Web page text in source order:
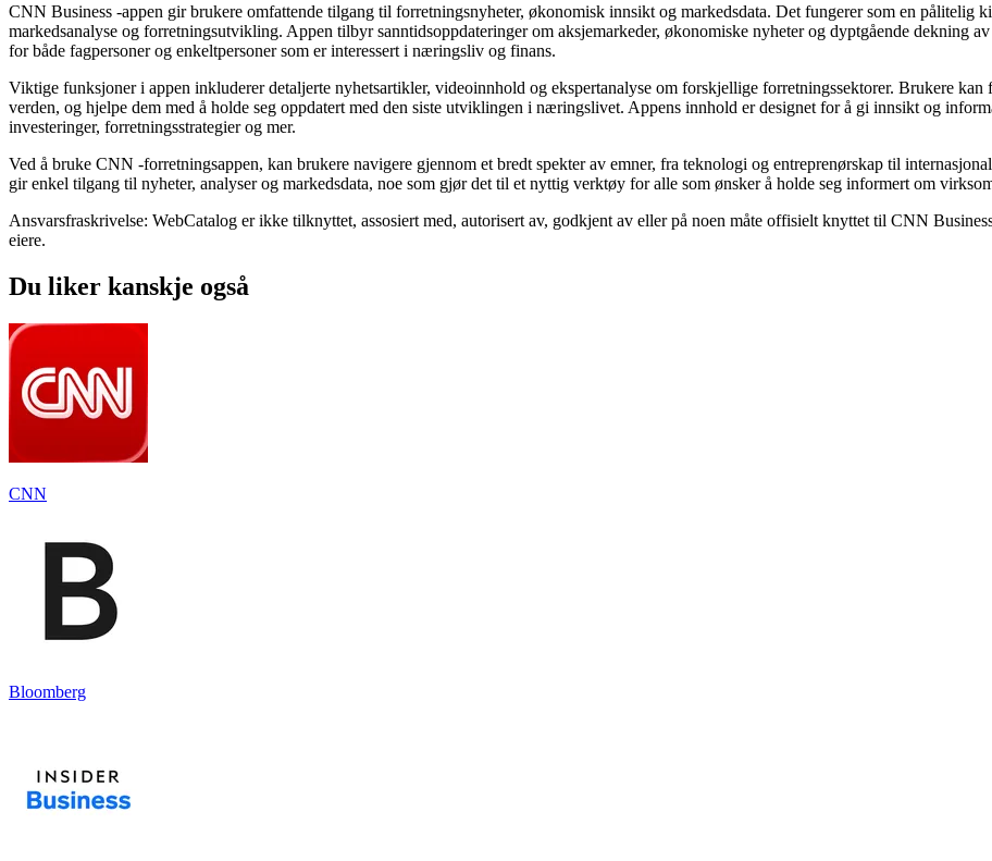
CNN Business -appen gir brukere omfattende tilgang til forretningsnyheter, økonomisk innsikt og markedsdata. Det fungerer som en pålitelig
markedsanalyse og forretningsutvikling. Appen tilbyr sanntidsoppdateringer om aksjemarkeder, økonomiske nyheter og dyptgående dekning
for både fagpersoner og enkeltpersoner som er interessert i næringsliv og finans.
Viktige funksjoner i appen inkluderer detaljerte nyhetsartikler, videoinnhold og ekspertanalyse om forskjellige forretningssektorer. Brukere
verden, og hjelpe dem med å holde seg oppdatert med den siste utviklingen i næringslivet. Appens innhold er designet for å gi innsikt og
investeringer, forretningsstrategier og mer.
Ved å bruke CNN -forretningsappen, kan brukere navigere gjennom et bredt spekter av emner, fra teknologi og entreprenørskap til
gir enkel tilgang til nyheter, analyser og markedsdata, noe som gjør det til et nyttig verktøy for alle som ønsker å holde seg informert om
Ansvarsfraskrivelse: WebCatalog er ikke tilknyttet, assosiert med, autorisert av, godkjent av eller på noen måte offisielt knyttet til CNN
eiere.
Du liker kanskje også
CNN
Bloomberg